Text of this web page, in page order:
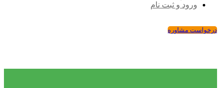
ورود و ثبت نام
درخواست مشاوره